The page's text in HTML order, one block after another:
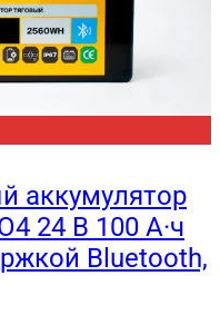
аккумулятор
24 В 100 А·ч
Bluetooth,